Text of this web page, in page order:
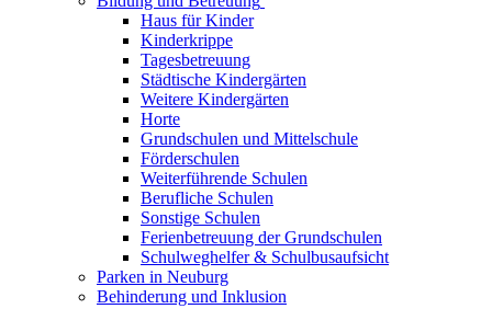
Haus für Kinder
Kinderkrippe
Tagesbetreuung
Städtische Kindergärten
Weitere Kindergärten
Horte
Grundschulen und Mittelschule
Förderschulen
Weiterführende Schulen
Berufliche Schulen
Sonstige Schulen
Ferienbetreuung der Grundschulen
Schulweghelfer & Schulbusaufsicht
Parken in Neuburg
Behinderung und Inklusion